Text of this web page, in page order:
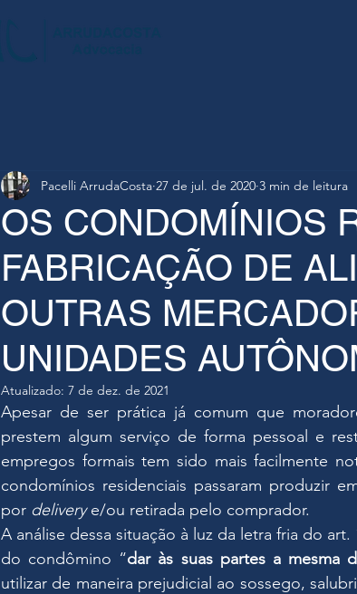
OS CONDOMÍNIOS
FABRICAÇÃO DE
OUTRAS
UNIDADES
Pacelli ArrudaCosta 27 de jul. de 2020 3 min de leitura
Atualizado: 7 de dez. de 2021
Apesar de ser prática já comum que
prestem algum serviço de forma pessoal e
empregos formais tem sido mais facilmente
condomínios residenciais passaram produzir
por delivery e/ou retirada pelo comprador.
A análise dessa situação à luz da letra fria do
do condômino “dar às suas partes a mesma
utilizar de maneira prejudicial ao sossego,